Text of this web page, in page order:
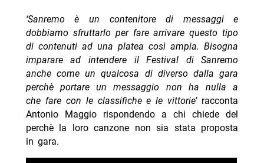
‘Sanremo è un contenitore di messaggi e
dobbiamo sfruttarlo per fare arrivare questo tipo
di contenuti ad una platea così ampia. Bisogna
imparare ad intendere il Festival di Sanremo
anche come un qualcosa di diverso dalla gara
perchè portare un messaggio non ha nulla a
che fare con le classifiche e le vittorie’racconta
Antonio Maggio rispondendo a chi chiede del
perchè la loro canzone non sia stata proposta
in gara.